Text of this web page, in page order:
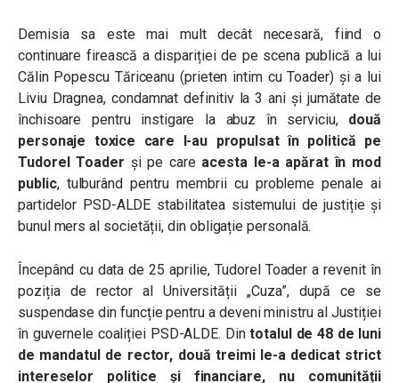
Demisia sa este mai mult decât necesară, fiind o
continuare firească a dispariției de pe scena publică a lui
Călin Popescu Tăriceanu (prieten intim cu Toader) și a lui
Liviu Dragnea, condamnat definitiv la 3 ani și jumătate de
închisoare pentru instigare la abuz în serviciu,
două
personaje toxice care l-au propulsat în politică pe
Tudorel Toader și pe care acesta le-a apărat în mod
public, tulburând pentru membrii cu probleme penale ai
partidelor PSD-ALDE stabilitatea sistemului de justiție și
bunul mers al societății, din obligație personală.
Începând cu data de 25 aprilie, Tudorel Toader a revenit în
poziția de rector al Universității „Cuza”, după ce se
suspendase din funcție pentru a deveni ministru al Justiției
în guvernele coaliției PSD-ALDE. Din totalul de 48 de luni
de mandatul de rector, două treimi le-a dedicat strict
intereselor politice și financiare, nu comunității